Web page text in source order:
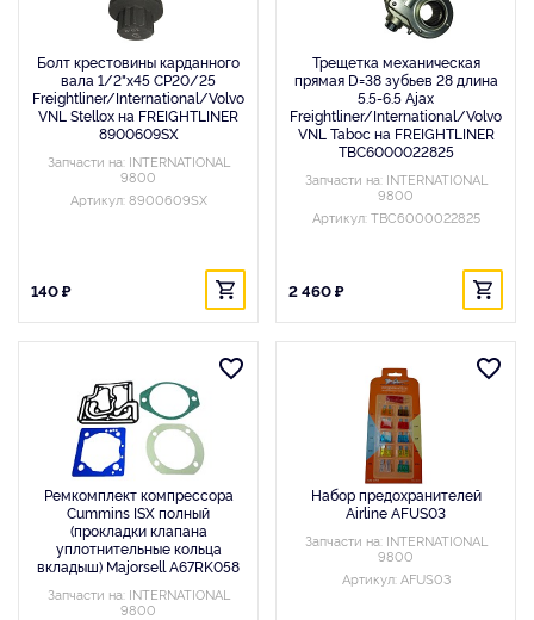
Болт крестовины карданного
вала 1/2"x45 CP20/25
Freightliner/International/Volvo
VNL Stellox на FREIGHTLINER
8900609SX
Запчасти на: INTERNATIONAL
9800
Артикул: 8900609SX
140 ₽
Трещетка механическая
прямая D=38 зубьев 28 длина
5.5-6.5 Ajax
Freightliner/International/Volvo
VNL Taboc на FREIGHTLINER
TBC6000022825
Запчасти на: INTERNATIONAL
9800
Артикул: TBC6000022825
2 460 ₽
Ремкомплект компрессора
Cummins ISX полный
(прокладки клапана
уплотнительные кольца
вкладыш) Majorsell A67RK058
Запчасти на: INTERNATIONAL
9800
Набор предохранителей
Airline AFUS03
Запчасти на: INTERNATIONAL
9800
Артикул: AFUS03